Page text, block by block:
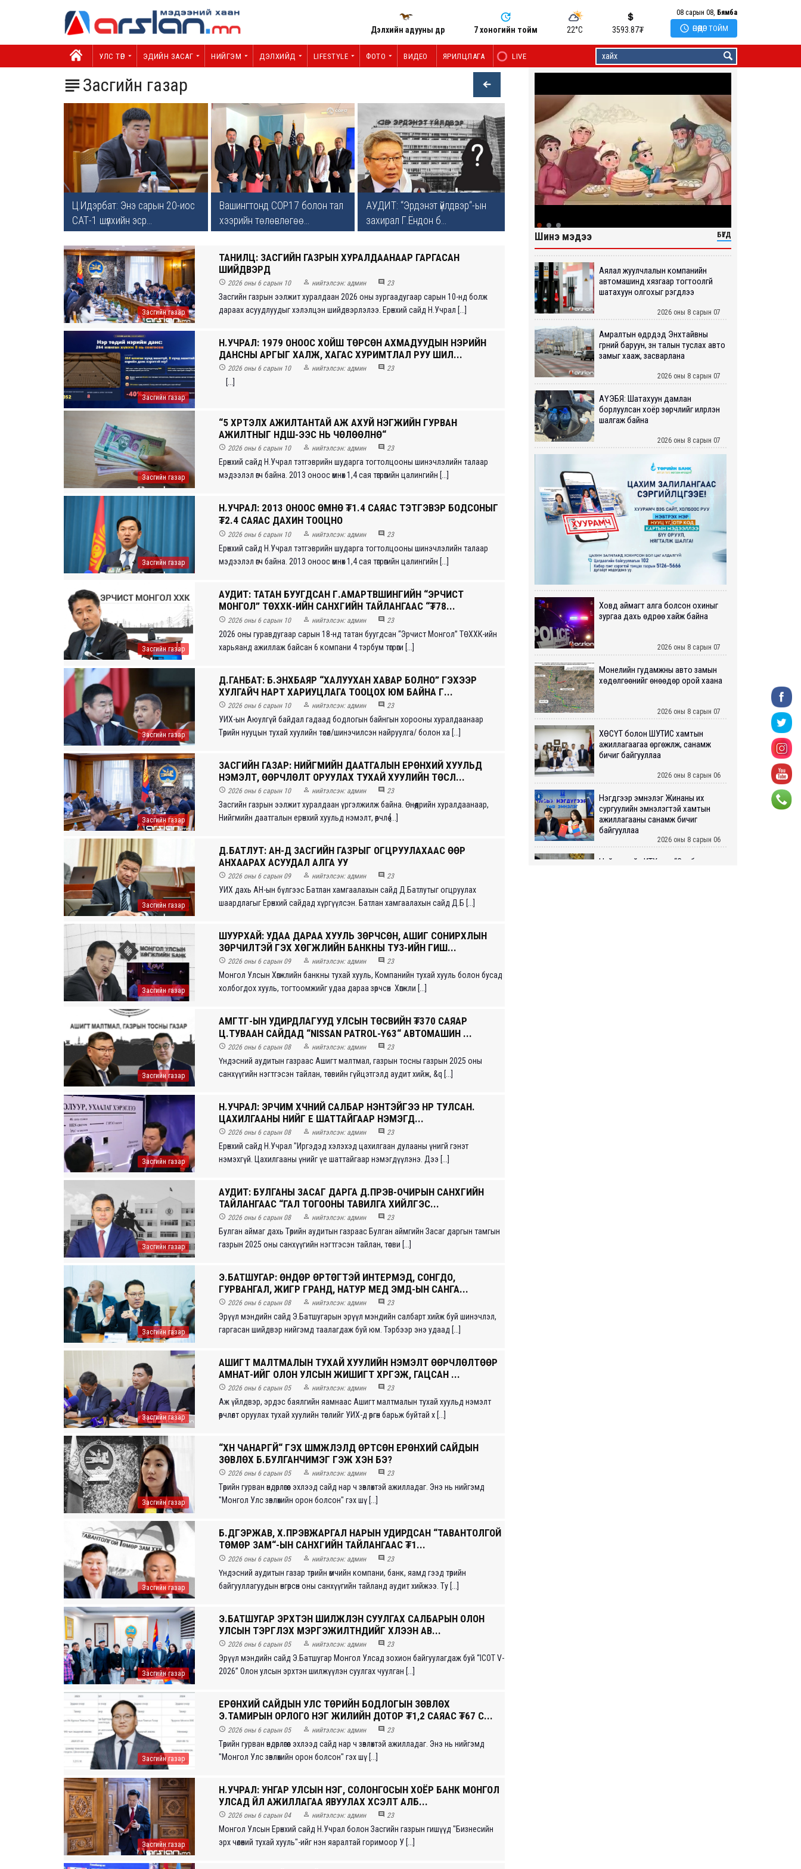
Дэлхийн адууны өдөр 7 хоногийн тойм 22°C 3593.87₮
08 сарын 08, Бямба
 ӨНӨӨДӨР ТОЙМ
УЛС ТӨР ЭДИЙН ЗАСАГ НИЙГЭМ ДЭЛХИЙД LIFESTYLE ФОТО ВИДЕО ЯРИЛЦЛАГА LIVE
Засгийн газар
Ц.Идэрбат: Энэ сарын 20-иос
САТ-1 шүлхийн эср...
Вашингтонд COP17 болон тал
хээрийн төлөвлөгөө...
АУДИТ: “Эрдэнэт үйлдвэр“-ын
захирал Г.Ёндон б...
Засгийн газар
ТАНИЛЦ: ЗАСГИЙН ГАЗРЫН ХУРАЛДААНААР ГАРГАСАН
ШИЙДВЭРҮҮД
 2026 оны 6 сарын 10  нийтэлсэн: админ  23
Засгийн газрын ээлжит хуралдаан 2026 оны зургаадугаар сарын 10-нд болж
дараах асуудлуудыг хэлэлцэн шийдвэрлэлээ. Ерөнхий сайд Н.Учрал [...]
Засгийн газар
Н.УЧРАЛ: 1979 ОНООС ХОЙШ ТӨРСӨН АХМАДУУДЫН НЭРИЙН
ДАНСНЫ АРГЫГ ХАЛЖ, ХАГАС ХУРИМТЛАЛ РУУ ШИЛ...
 2026 оны 6 сарын 10  нийтэлсэн: админ  23
[...]
Засгийн газар
“5 ХҮРТЭЛХ АЖИЛТАНТАЙ АЖ АХУЙ НЭГЖИЙН ГУРВАН
АЖИЛТНЫГ НДШ-ЭЭС НЬ ЧӨЛӨӨЛНӨ“
 2026 оны 6 сарын 10  нийтэлсэн: админ  23
Ерөнхий сайд Н.Учрал тэтгэврийн шударга тогтолцооны шинэчлэлийн талаар
мэдээлэл өгч байна. 2013 оноос өмнөх 1,4 сая төгрөгийн цалингийн [...]
Засгийн газар
Н.УЧРАЛ: 2013 ОНООС ӨМНӨ ₮1.4 САЯАС ТЭТГЭВЭР БОДСОНЫГ
₮2.4 САЯАС ДАХИН ТООЦНО
 2026 оны 6 сарын 10  нийтэлсэн: админ  23
Ерөнхий сайд Н.Учрал тэтгэврийн шударга тогтолцооны шинэчлэлийн талаар
мэдээлэл өгч байна. 2013 оноос өмнөх 1,4 сая төгрөгийн цалингийн [...]
Засгийн газар
АУДИТ: ТАТАН БУУГДСАН Г.АМАРТҮВШИНГИЙН “ЭРЧИСТ
МОНГОЛ” ТӨХХК-ИЙН САНХҮҮГИЙН ТАЙЛАНГААС “₮78...
 2026 оны 6 сарын 10  нийтэлсэн: админ  23
2026 оны гуравдугаар сарын 18-нд татан буугдсан “Эрчист Монгол” ТӨХХК-ийн
харьяанд ажиллаж байсан 6 компани 4 тэрбум төгрөги [...]
Засгийн газар
Д.ГАНБАТ: Б.ЭНХБАЯР “ХАЛУУХАН ХАВАР БОЛНО” ГЭХЭЭР
ХУЛГАЙЧ НАРТ ХАРИУЦЛАГА ТООЦОХ ЮМ БАЙНА Г...
 2026 оны 6 сарын 10  нийтэлсэн: админ  23
УИХ-ын Аюулгүй байдал гадаад бодлогын байнгын хорооны хуралдаанаар
Төрийн нууцын тухай хуулийн төсөл/шинэчилсэн найруулга/ болон ха [...]
Засгийн газар
ЗАСГИЙН ГАЗАР: НИЙГМИЙН ДААТГАЛЫН ЕРӨНХИЙ ХУУЛЬД
НЭМЭЛТ, ӨӨРЧЛӨЛТ ОРУУЛАХ ТУХАЙ ХУУЛИЙН ТӨСЛ...
 2026 оны 6 сарын 10  нийтэлсэн: админ  23
Засгийн газрын ээлжит хуралдаан үргэлжилж байна. Өнөөдрийн хуралдаанаар,
Нийгмийн даатгалын ерөнхий хуульд нэмэлт, өөрчлө [...]
Засгийн газар
Д.БАТЛУТ: АН-Д ЗАСГИЙН ГАЗРЫГ ОГЦРУУЛАХААС ӨӨР
АНХААРАХ АСУУДАЛ АЛГА УУ
 2026 оны 6 сарын 09  нийтэлсэн: админ  23
УИХ дахь АН-ын бүлгээс Батлан хамгаалахын сайд Д.Батлутыг огцруулах
шаардлагыг Ерөнхий сайдад хүргүүлсэн. Батлан хамгаалахын сайд Д.Б [...]
Засгийн газар
ШУУРХАЙ: УДАА ДАРАА ХУУЛЬ ЗӨРЧСӨН, АШИГ СОНИРХЛЫН
ЗӨРЧИЛТЭЙ ГЭХ ХӨГЖЛИЙН БАНКНЫ ТУЗ-ИЙН ГИШ...
 2026 оны 6 сарын 09  нийтэлсэн: админ  23
Монгол Улсын Хөгжлийн банкны тухай хууль, Компанийн тухай хууль болон бусад
холбогдох хууль, тогтоомжийг удаа дараа зөрчсөн Хөгжли [...]
Засгийн газар
АМГТГ-ЫН УДИРДЛАГУУД УЛСЫН ТӨСВИЙН ₮370 САЯАР
Ц.ТУВААН САЙДАД “NISSAN PATROL-Y63“ АВТОМАШИН ...
 2026 оны 6 сарын 08  нийтэлсэн: админ  23
Үндэсний аудитын газраас Ашигт малтмал, газрын тосны газрын 2025 оны
санхүүгийн нэгтгэсэн тайлан, төсвийн гүйцэтгэлд аудит хийж, &q [...]
Засгийн газар
Н.УЧРАЛ: ЭРЧИМ ХҮЧНИЙ САЛБАР ҮНЭНТЭЙГЭЭ НҮҮР ТУЛСАН.
ЦАХИЛГААНЫ ҮНИЙГ ҮЕ ШАТТАЙГААР НЭМЭГДҮҮ...
 2026 оны 6 сарын 08  нийтэлсэн: админ  23
Ерөнхий сайд Н.Учрал "Иргэдэд хэлэхэд цахилгаан дулааны үнигй гэнэт
нэмэхгүй. Цахилгааны үнийг үе шаттайгаар нэмэгдүүлэнэ. Дээ [...]
Засгийн газар
АУДИТ: БУЛГАНЫ ЗАСАГ ДАРГА Д.ПҮРЭВ-ОЧИРЫН САНХҮҮГИЙН
ТАЙЛАНГААС “ГАЛ ТОГООНЫ ТАВИЛГА ХИЙЛГЭС...
 2026 оны 6 сарын 08  нийтэлсэн: админ  23
Булган аймаг дахь Төрийн аудитын газраас Булган аймгийн Засаг даргын тамгын
газрын 2025 оны санхүүгийн нэгтгэсэн тайлан, төсви [...]
Засгийн газар
Э.БАТШУГАР: ӨНДӨР ӨРТӨГТЭЙ ИНТEРМЭД, СОНГДО,
ГУРВАНГАЛ, ЖИГҮҮР ГРАНД, НАТУР МEД ЭМД-ЫН САНГА...
 2026 оны 6 сарын 08  нийтэлсэн: админ  23
Эрүүл мэндийн сайд Э.Батшугарын эрүүл мэндийн салбарт хийж буй шинэчлэл,
гаргасан шийдвэр нийгэмд таалагдаж буй юм. Тэрбээр энэ удаад [...]
Засгийн газар
АШИГТ МАЛТМАЛЫН ТУХАЙ ХУУЛИЙН НЭМЭЛТ ӨӨРЧЛӨЛТӨӨР
АМНАТ-ИЙГ ОЛОН УЛСЫН ЖИШИГТ ХҮРГЭЖ, ГАЦСАН ...
 2026 оны 6 сарын 05  нийтэлсэн: админ  23
Аж үйлдвэр, эрдэс баялгийн яамнаас Ашигт малтмалын тухай хуульд нэмэлт
өөрчлөлт оруулах тухай хуулийн төслийг УИХ-д өргөн барьж буйтай х [...]
Засгийн газар
“ХҮН ЧАНАРГҮЙ“ ГЭХ ШҮҮМЖЛЭЛД ӨРТСӨН ЕРӨНХИЙ САЙДЫН
ЗӨВЛӨХ Б.БУЛГАНЧИМЭГ ГЭЖ ХЭН БЭ?
 2026 оны 6 сарын 05  нийтэлсэн: админ  23
Төрийн гурван өндөрлөгөөс эхлээд сайд нар ч зөвлөхтэй ажилладаг. Энэ нь нийгэмд
"Монгол Улс зөвлөхийн орон болсон" гэх шү [...]
Засгийн газар
Б.ДҮГЭРЖАВ, Х.ПҮРЭВЖАРГАЛ НАРЫН УДИРДСАН “ТАВАНТОЛГОЙ
ТӨМӨР ЗАМ“-ЫН САНХҮҮГИЙН ТАЙЛАНГААС ₮1...
 2026 оны 6 сарын 05  нийтэлсэн: админ  23
Үндэсний аудитын газар төрийн өмчийн компани, банк, яамд гээд төрийн
байгууллагуудын өнгөрсөн оны санхүүгийн тайланд аудит хийжээ. Ту [...]
Засгийн газар
Э.БАТШУГАР ЭРХТЭН ШИЛЖҮҮЛЭН СУУЛГАХ САЛБАРЫН ОЛОН
УЛСЫН ТЭРГҮҮЛЭХ МЭРГЭЖИЛТНҮҮДИЙГ ХҮЛЭЭН АВ...
 2026 оны 6 сарын 05  нийтэлсэн: админ  23
Эрүүл мэндийн сайд Э.Батшугар Монгол Улсад зохион байгуулагдаж буй “ICOT V-
2026” Олон улсын эрхтэн шилжүүлэн суулгах чуулган [...]
Засгийн газар
ЕРӨНХИЙ САЙДЫН УЛС ТӨРИЙН БОДЛОГЫН ЗӨВЛӨХ
Э.ТАМИРЫН ОРЛОГО НЭГ ЖИЛИЙН ДОТОР ₮1,2 САЯАС ₮67 С...
 2026 оны 6 сарын 05  нийтэлсэн: админ  23
Төрийн гурван өндөрлөгөөс эхлээд сайд нар ч зөвлөхтэй ажилладаг. Энэ нь нийгэмд
"Монгол Улс зөвлөхийн орон болсон" гэх шү [...]
Засгийн газар
Н.УЧРАЛ: УНГАР УЛСЫН НЭГ, СОЛОНГОСЫН ХОЁР БАНК МОНГОЛ
УЛСАД ҮЙЛ АЖИЛЛАГАА ЯВУУЛАХ ХҮСЭЛТ АЛБ...
 2026 оны 6 сарын 04  нийтэлсэн: админ  23
Монгол Улсын Ерөнхий сайд Н.Учрал болон Засгийн газрын гишүүд "Бизнесийн
эрх чөлөөний тухай хууль"-ийг нэн яаралтай горимоор У [...]
Шинэ мэдээ БҮГД
Аялал жуулчлалын компанийн
автомашинд хязгаар тогтоолгүй
шатахуун олгохыг үүрэгдлээ
2026 оны 8 сарын 07
Амралтын өдрүүдэд Энхтайвны
гүүрний баруун, зүүн талын туслах авто
замыг хааж, засварлана
2026 оны 8 сарын 07
АҮЭБЯ: Шатахуун дамлан
борлуулсан хоёр зөрчлийг илрүүлэн
шалгаж байна
2026 оны 8 сарын 07
Ховд аймагт алга болсон охиныг
зургаа дахь өдрөө хайж байна
2026 оны 8 сарын 07
Монелийн гудамжны авто замын
хөдөлгөөнийг өнөөдөр орой хаана
2026 оны 8 сарын 07
ХӨСҮТ болон ШУТИС хамтын
ажиллагаагаа өргөжүүлж, санамж
бичиг байгууллаа
2026 оны 8 сарын 06
Нэгдүгээр эмнэлэг Жинаны их
сургуулийн эмнэлэгтэй хамтын
ажиллагааны санамж бичиг
байгууллаа
2026 оны 8 сарын 06
Нийслэлийн ИТХ-аар “Сэлбэ